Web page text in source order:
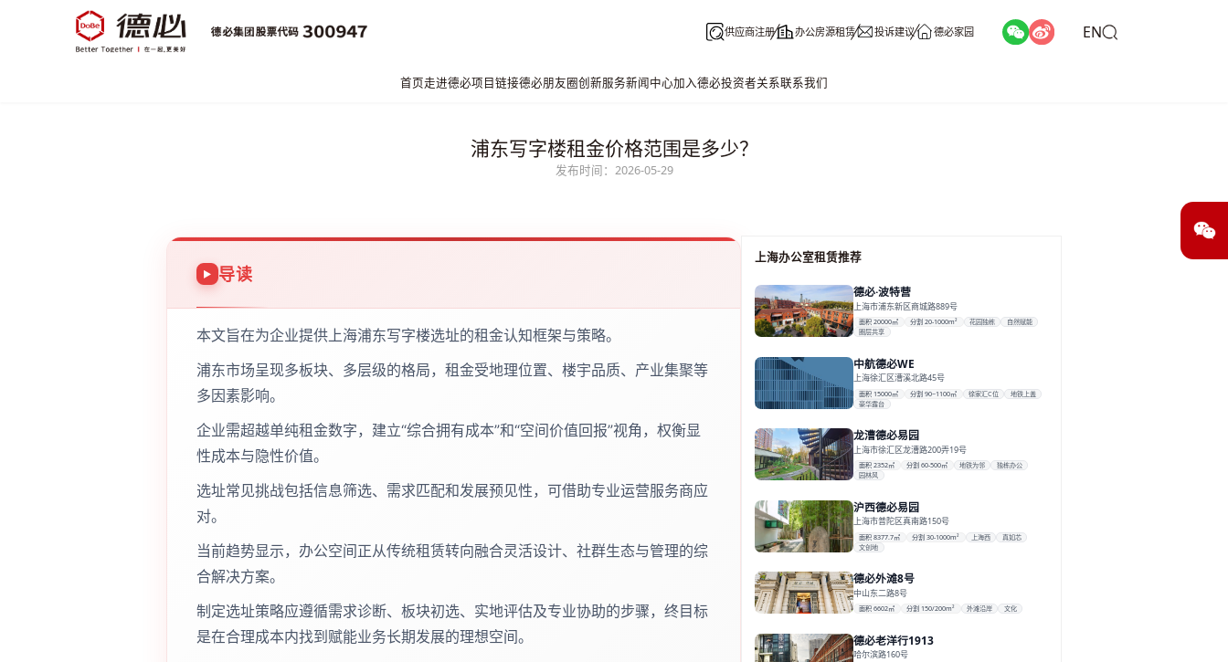
供应商注册 办公房源租赁 投诉建议 德必家园 EN
首页走进德必项目链接德必朋友圈创新服务新闻中心加入德必投资者关系联系我们
浦东写字楼租金价格范围是多少？
发布时间：2026-05-29
导读
本文旨在为企业提供上海浦东写字楼选址的租金认知框架与策略。
浦东市场呈现多板块、多层级的格局，租金受地理位置、楼宇品质、产业集聚等
多因素影响。
企业需超越单纯租金数字，建立“综合拥有成本”和“空间价值回报”视角，权衡显
性成本与隐性价值。
选址常见挑战包括信息筛选、需求匹配和发展预见性，可借助专业运营服务商应
对。
当前趋势显示，办公空间正从传统租赁转向融合灵活设计、社群生态与管理的综
合解决方案。
制定选址策略应遵循需求诊断、板块初选、实地评估及专业协助的步骤，终目标
是在合理成本内找到赋能业务长期发展的理想空间。
上海办公室租赁推荐
德必·波特营
上海市浦东新区商城路889号
面积 20000㎡ 分割 20-1000m² 花园独栋
自然赋能
圈层共享
中航德必WE
上海徐汇区漕溪北路45号
面积 15000㎡ 分割 90~1100㎡ 徐家汇C位
地铁上盖
豪华露台
龙漕德必易园
上海市徐汇区龙漕路200弄19号
面积 2352㎡ 分割 60-500㎡ 地铁为邻
独栋办公
园林风
沪西德必易园
上海市普陀区真南路150号
面积 8377.7㎡ 分割 30-1000m² 上海西
真如芯
文创地
德必外滩8号
中山东二路8号
面积 6602㎡ 分割 150/200m² 外滩沿岸 文化
德必老洋行1913
哈尔滨路160号